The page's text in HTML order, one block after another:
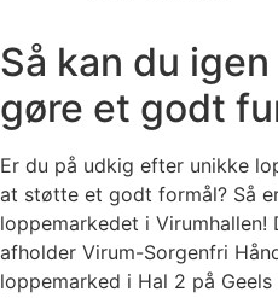
Så kan du
gøre et godt
Er du på udkig efter unikke
at støtte et godt formål? Så
loppemarkedet i
afholder Virum-Sorgenfri
loppemarked i Hal 2 på